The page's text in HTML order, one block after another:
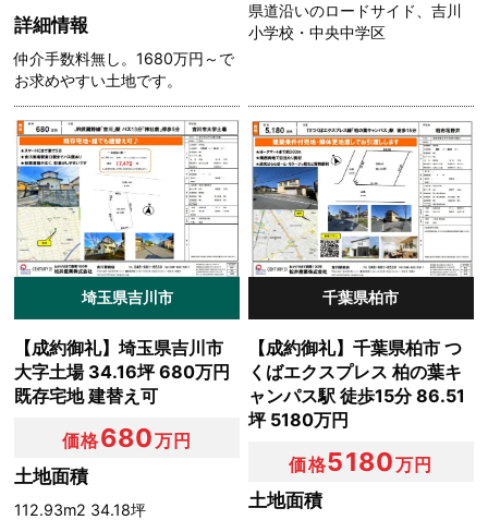
詳細情報
仲介手数料無し。1680万円～で
お求めやすい土地です。
県道沿いのロードサイド、吉川
小学校・中央中学区
埼玉県吉川市
【成約御礼】埼玉県吉川市
大字土場 34.16坪 680万円
既存宅地 建替え可
価格680万円
土地面積
112.93m2 34.18坪
千葉県柏市
【成約御礼】千葉県柏市 つ
くばエクスプレス 柏の葉キ
ャンパス駅 徒歩15分 86.51
坪 5180万円
価格5180万円
土地面積